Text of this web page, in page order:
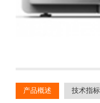
产品概述 技术指